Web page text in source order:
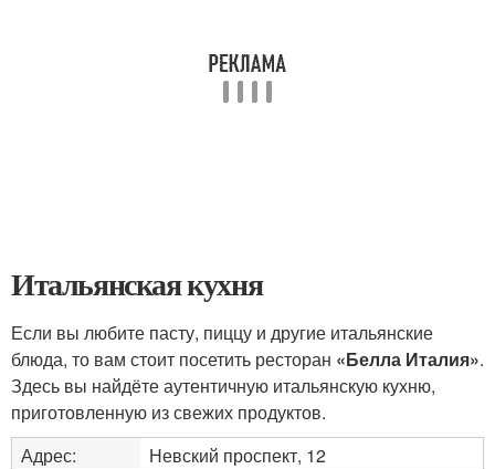
Итальянская кухня
Если вы любите пасту, пиццу и другие итальянские
блюда, то вам стоит посетить ресторан «Белла Италия».
Здесь вы найдёте аутентичную итальянскую кухню,
приготовленную из свежих продуктов.
Адрес:
Невский проспект, 12